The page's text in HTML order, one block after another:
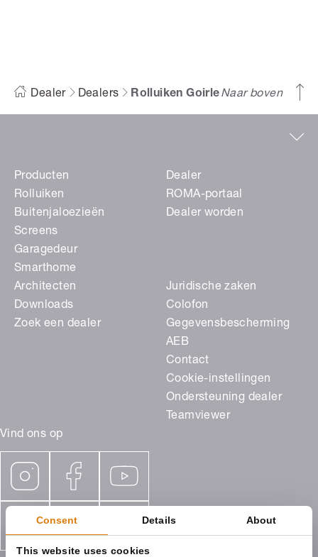
Consent Details About
This website uses cookies
Dealer Dealers Rolluiken GoirleNaar boven
Vind ons op
Producten
Rolluiken
Buitenjaloezieën
Screens
Garagedeur
Smarthome
Dealer
ROMA-portaal
Dealer worden
Architecten
Downloads
Zoek een dealer
Juridische zaken
Colofon
Gegevensbescherming
AEB
Contact
Cookie-instellingen
Ondersteuning dealer
Teamviewer